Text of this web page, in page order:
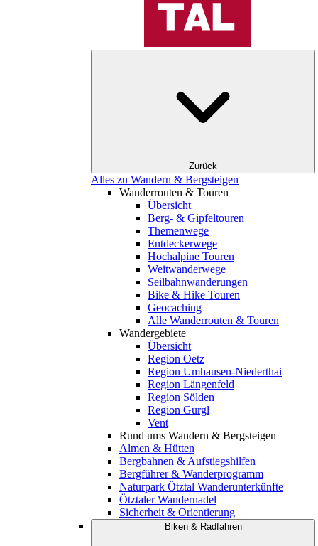
Zurück
Alles zu Wandern & Bergsteigen
Wanderrouten & Touren
Übersicht
Berg- & Gipfeltouren
Themenwege
Entdeckerwege
Hochalpine Touren
Weitwanderwege
Seilbahnwanderungen
Bike & Hike Touren
Geocaching
Alle Wanderrouten & Touren
Wandergebiete
Übersicht
Region Oetz
Region Umhausen-Niederthai
Region Längenfeld
Region Sölden
Region Gurgl
Vent
Rund ums Wandern & Bergsteigen
Almen & Hütten
Bergbahnen & Aufstiegshilfen
Bergführer & Wanderprogramm
Naturpark Ötztal Wanderunterkünfte
Ötztaler Wandernadel
Sicherheit & Orientierung
Biken & Radfahren